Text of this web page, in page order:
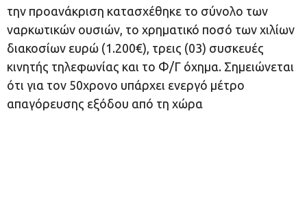
την προανάκριση κατασχέθηκε το σύνολο των
ναρκωτικών ουσιών, το χρηματικό ποσό των χιλίων
διακοσίων ευρώ (1.200€), τρεις (03) συσκευές
κινητής τηλεφωνίας και το Φ/Γ όχημα. Σημειώνεται
ότι για τον 50χρονο υπάρχει ενεργό μέτρο
απαγόρευσης εξόδου από τη χώρα